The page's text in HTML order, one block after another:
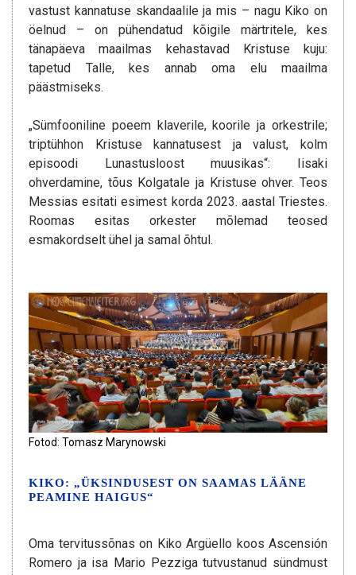
vastust kannatuse skandaalile ja mis – nagu Kiko on
öelnud – on pühendatud kõigile märtritele, kes
tänapäeva maailmas kehastavad Kristuse kuju:
tapetud Talle, kes annab oma elu maailma
päästmiseks.
„Sümfooniline poeem klaverile, koorile ja orkestrile;
triptühhon Kristuse kannatusest ja valust, kolm
episoodi Lunastusloost muusikas“: Iisaki
ohverdamine, tõus Kolgatale ja Kristuse ohver. Teos
Messias esitati esimest korda 2023. aastal Triestes.
Roomas esitas orkester mõlemad teosed
esmakordselt ühel ja samal õhtul.
Fotod: Tomasz Marynowski
KIKO: „ÜKSINDUSEST ON SAAMAS LÄÄNE
PEAMINE HAIGUS“
Oma tervitussõnas on Kiko Argüello koos Ascensión
Romero ja isa Mario Pezziga tutvustanud sündmust